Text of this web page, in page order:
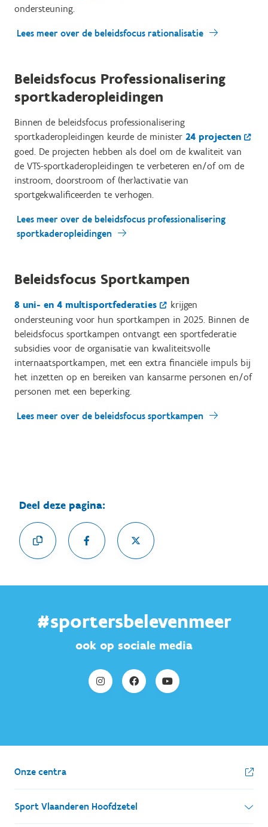
ondersteuning.
Lees meer over de beleidsfocus rationalisatie
Beleidsfocus Professionalisering
sportkaderopleidingen
Binnen de beleidsfocus professionalisering
sportkaderopleidingen keurde de minister 24 projecten
goed. De projecten hebben als doel om de kwaliteit van
de VTS-sportkaderopleidingen te verbeteren en/of om de
instroom, doorstroom of (her)activatie van
sportgekwalificeerden te verhogen.
Lees meer over de beleidsfocus professionalisering
sportkaderopleidingen
Beleidsfocus Sportkampen
8 uni- en 4 multisportfederaties
krijgen
ondersteuning voor hun sportkampen in 2025. Binnen de
beleidsfocus sportkampen ontvangt een sportfederatie
subsidies voor de organisatie van kwaliteitsvolle
internaatsportkampen, met een extra financiële impuls bij
het inzetten op en bereiken van kansarme personen en/of
personen met een beperking.
Lees meer over de beleidsfocus sportkampen
Deel deze pagina:
#sportersbelevenmeer
ook op sociale media
Onze centra
Sport Vlaanderen Hoofdzetel